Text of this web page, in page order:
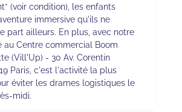
(voir condition), les enfants
immersive qu'ils ne
part ailleurs. En plus, avec notre
au Centre commercial Boom
(Vill'Up) - 30 Av. Corentin
Paris, c'est l'activité la plus
éviter les drames logistiques le
midi.